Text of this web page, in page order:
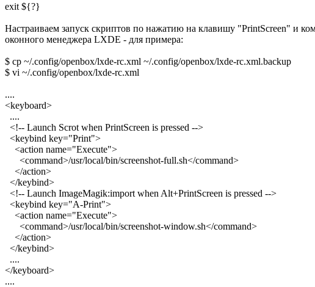
exit ${?}
Настраиваем запуск скриптов по нажатию на клавишу "PrintScreen" и
оконного менеджера LXDE - для примера:
$ cp ~/.config/openbox/lxde-rc.xml ~/.config/openbox/lxde-rc.xml.backup
$ vi ~/.config/openbox/lxde-rc.xml
....
<keyboard>
....
<!-- Launch Scrot when PrintScreen is pressed -->
<keybind key="Print">
<action name="Execute">
<command>/usr/local/bin/screenshot-full.sh</command>
</action>
</keybind>
<!-- Launch ImageMagik:import when Alt+PrintScreen is pressed -->
<keybind key="A-Print">
<action name="Execute">
<command>/usr/local/bin/screenshot-window.sh</command>
</action>
</keybind>
....
</keyboard>
....